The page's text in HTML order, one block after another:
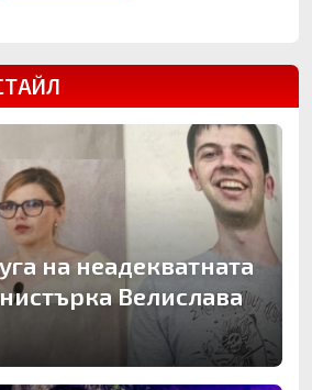
на неадекватната
Велислава